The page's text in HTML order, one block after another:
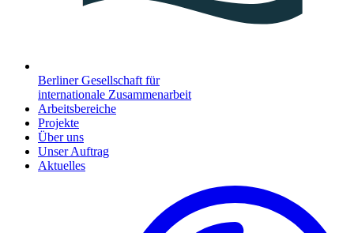
Berliner Gesellschaft für
internationale Zusammenarbeit
Arbeitsbereiche
Projekte
Über uns
Unser Auftrag
Aktuelles